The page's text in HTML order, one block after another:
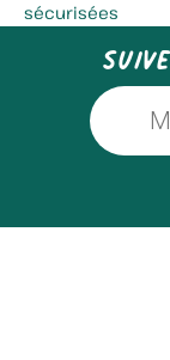
sécurisées